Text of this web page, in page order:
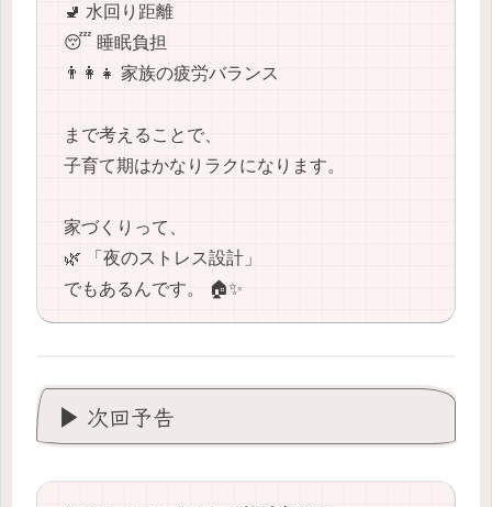
🚽 水回り距離
😴 睡眠負担
👨‍👩‍👧 家族の疲労バランス
まで考えることで、
子育て期はかなりラクになります。
家づくりって、
🌿 「夜のストレス設計」
でもあるんです。 🏠✨
▶ 次回予告